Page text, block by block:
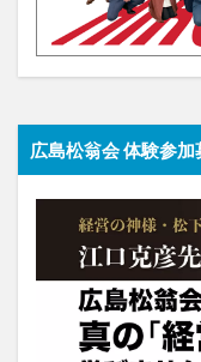
広島松翁会 体験参加